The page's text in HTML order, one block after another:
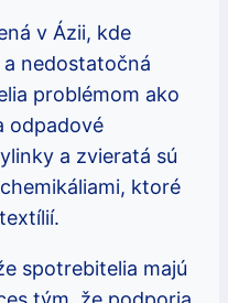
v Ázii, kde
nedostatočná
problémom ako
odpadové
a zvieratá sú
ktoré
spotrebitelia majú